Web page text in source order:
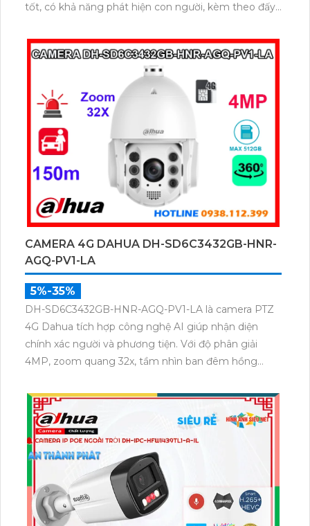
tốt, có khả năng phát hiện con người, kèm theo đấy
thể lắp tại môi trường lạnh giá
CAMERA 4G DAHUA DH-SD6C3432GB-HNR-
AGQ-PV1-LA
5%-35%
DH-SD6C3432GB-HNR-AGQ-PV1-LA là camera PTZ
4G Dahua tích hợp công nghệ AI giúp nhận diện
chính xác người và phương tiện. Với độ phân giải
4MP, zoom quang 32x, tầm nhìn ban đêm hồng
50m, camera đảm bảo quan sát rõ nét 24/7. Thiết kế
xoay 360° hỗ trợ thẻ nhớ đến 512GB chuẩn chống
nước IP66 lắp cho các khu vực không dây cần giám
sát an ninh.